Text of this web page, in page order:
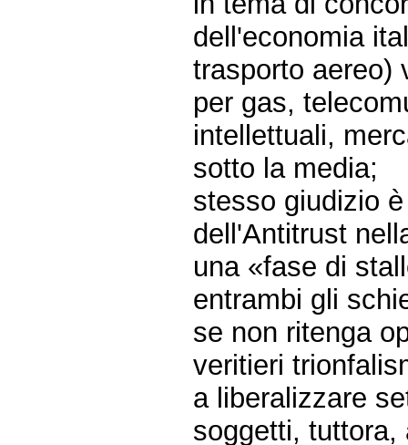
dell'economia
trasporto aereo)
per gas,
intellettuali,
sotto la media;
stesso giudizio
dell'Antitrust
una «fase di
entrambi gli
se non ritenga
veritieri
a liberalizzare
soggetti, tuttora,